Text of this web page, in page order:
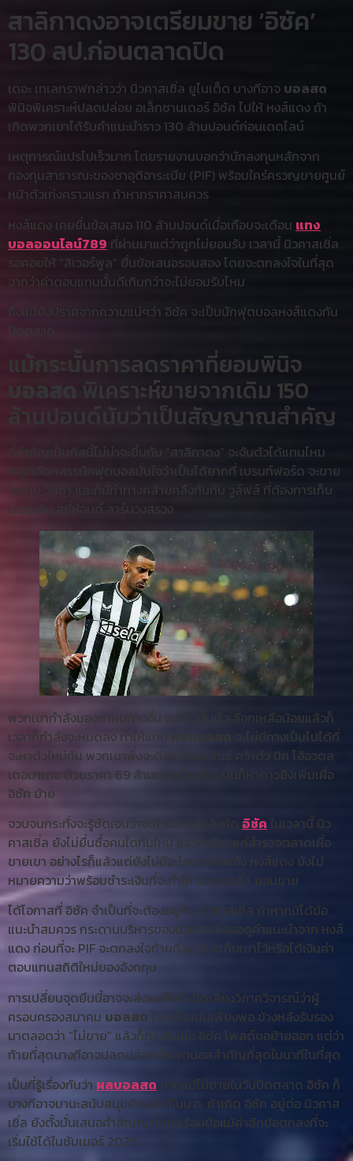
สาลิกาดงอาจเตรียมขาย ‘อิซัค’
130 ลป.ก่อนตลาดปิด
เดอะ เทเลกราฟกล่าวว่า นิวคาสเซิ่ล ยูไนเต็ด บางทีอาจ บอลสด
พินิจพิเคราะห์ปลดปล่อย อเล็กซานเดอร์ อิซัค ไปให้ หงส์แดง ถ้า
เกิดพวกเขาได้รับคำแนะนำราว 130 ล้านปอนด์ก่อนเดดไลน์
เหตุการณ์แปรไปเร็วมาก โดยรายงานบอกว่านักลงทุนหลักจาก
กองทุนสาธารณะของซาอุดิอาระเบีย (PIF) พร้อมใคร่ครวญขายศูนย์
หน้าตัวเก่งคราวแรก ถ้าหากราคาสมควร
หงส์แดง เคยยื่นข้อเสนอ 110 ล้านปอนด์เมื่อเกือบจะเดือน แทง
บอลออนไลน์789 ที่ผ่านมาแต่ว่าถูกไม่ยอมรับ เวลานี้ นิวคาสเซิ่ล
รอคอยให้ “ลิเวอร์พูล” ยื่นข้อเสนอรอบสอง โดยจะตกลงใจในที่สุด
จากว่าค่าตอบแทนนั้นดีเกินกว่าจะไม่ยอมรับไหม
ถึงแม้ยังปราศจากความแน่ๆว่า อิซัค จะเป็นนักฟุตบอลหงส์แดงทัน
แม้กระนั้นการลดราคาที่ยอมพินิจ
บอลสด พิเคราะห์ขายจากเดิม 150
ล้านปอนด์นับว่าเป็นสัญญาณสำคัญ
ที่สำคัญเป็นดีลนี้ไม่น่าจะขึ้นกับ “สาลิกาดง” จะจับตัวได้แทนไหม
กลุ่มเลือกสรรนักฟุตบอลมั่นใจว่าเป็นได้ยากที่ เบรนท์ฟอร์ด จะขาย
โยอาน วิสซ่า และก็มีท่าทางคล้ายคลึงกันกับ วูล์ฟส์ ที่ต้องการเก็บ
เยอร์เก้น สยี่ห้อนด์ ลาร์บวงสรวง
พวกเขากำลังมองหาหนทางอื่น แม้กระนั้นตัวเลือกเหลือน้อยแล้วก็
เวลาก็กำลังจะหมดลง ทำให้แทบ ผลบอลสด
จะไม่มีทางเป็นไปได้ที่
จะหาตัวใหม่ทัน พวกเขาพึ่งจะตีสถิติสมาพันธ์ คว้าตัว นิค โอ้อวดล
เตอมาเดอ ด้วยราคา 69 ล้านปอนด์ แม้กระนั้นก็หาดาวยิงเพิ่มเผื่อ
อิซัค ย้าย
จวบจนกระทั่งจะรู้ชัดเจนว่าจะกำเนิดอะไรสังกัด อิซัค ในเวลานี้ นิว
คาสเซิ่ล ยังไม่ยื่นซื้อคนใดกันใหม่ แล้วก็เพียงแค่สำรวจตลาดเผื่อ
ขายเขา อย่างไรก็แล้วแต่ยังไม่มีอะไรกระจ่างแจ้ง หงส์แดง ยังไม่
หมายความว่าพร้อมชำระเงินที่จะทำให้ นิวคาสเซิ่ล ยอมขาย
ได้โอกาสที่ อิซัค จำเป็นที่จะต้องอยู่กับ นิวคาสเซิ่ล ถ้าหากมิได้ข้อ
แนะนำสมควร กระดานบริหารของนิวคาสเซิ่ลรอดูคำแนะนำจาก หงส์
แดง ก่อนที่จะ PIF จะตกลงใจท้ายที่สุดว่าจะเก็บเขาไว้หรือได้เงินค่า
ตอบแทนสถิติใหม่ของอังกฤษ
การเปลี่ยนจุดยืนนี้อาจจะส่งผลให้กำเนิดเสียงวิภาควิจารณ์ว่าผู้
ครอบครองสมาคม บอลสด ไม่หนักแน่นเพียงพอ ข้างหลังรับรอง
มาตลอดว่า “ไม่ขาย” แล้วก็กระทั่งเมื่อ อิซัค โพสต์ขอย้ายออก แต่ว่า
ท้ายที่สุดบางทีอาจปลดปล่อยนักฟุตบอลสำคัญที่สุดในนาทีในที่สุด
เป็นที่รู้เรื่องกันว่า ผลบอลสด หากแม้ไม่ขายในวันปิดตลาด อิซัค ก็
บางทีอาจมานะสนับสนุนย้ายอีกทีในม.ค. ถ้าเกิด อิซัค อยู่ต่อ นิวคาส
เซิ่ล ยังตั้งมั่นเสนอคำสัญญาใหม่พร้อมข้อแม้ค่าฉีกข้อตกลงที่จะ
เริ่มใช้ได้ในซัมเมอร์ 2026